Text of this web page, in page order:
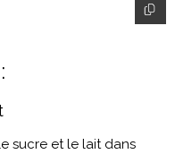
sucre et le lait dans